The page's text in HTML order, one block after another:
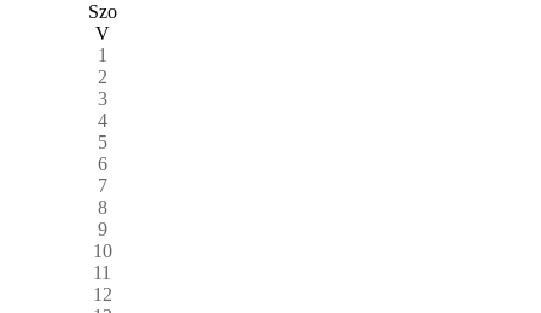
Szo
V
1
2
3
4
5
6
7
8
9
10
11
12